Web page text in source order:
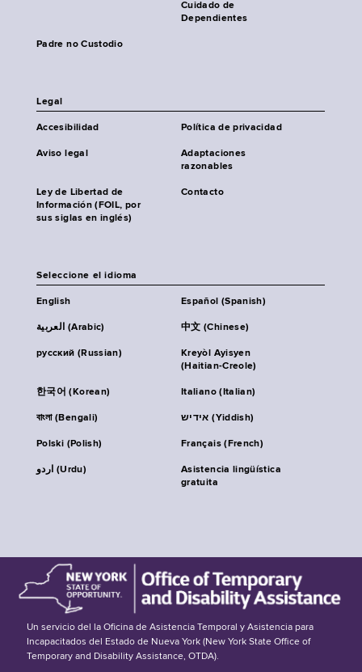
Cuidado de
Dependientes
Padre no Custodio
Legal
Accesibilidad Política de privacidad
Aviso legal
Adaptaciones
razonables
Ley de Libertad de
Información (FOIL, por
sus siglas en inglés)
Contacto
Seleccione el idioma
English Español (Spanish)
العربية (Arabic) 中文 (Chinese)
русский (Russian)
Kreyòl Ayisyen
(Haitian-Creole)
한국어 (Korean) Italiano (Italian)
বাংলা (Bengali) אידיש (Yiddish)
Polski (Polish) Français (French)
اردو (Urdu)
Asistencia lingüística
gratuita
Un servicio del la Oficina de Asistencia Temporal y Asistencia para
Incapacitados del Estado de Nueva York (New York State Office of
Temporary and Disability Assistance, OTDA).